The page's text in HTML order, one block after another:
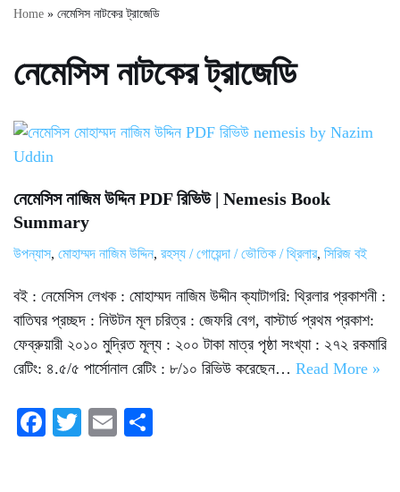
Home » নেমেসিস নাটকের ট্রাজেডি
নেমেসিস নাটকের ট্রাজেডি
নেমেসিস নাজিম উদ্দিন PDF রিভিউ | Nemesis Book
Summary
উপন্যাস, মোহাম্মদ নাজিম উদ্দিন, রহস্য / গোয়েন্দা / ভৌতিক / থ্রিলার, সিরিজ বই
বই : নেমেসিস লেখক : মোহাম্মদ নাজিম উদ্দীন ক্যাটাগরি: থ্রিলার প্রকাশনী :
বাতিঘর প্রচ্ছদ : নিউটন মূল চরিত্র : জেফরি বেগ, বাস্টার্ড প্রথম প্রকাশ:
ফেব্রুয়ারী ২০১০ মুদ্রিত মূল্য : ২০০ টাকা মাত্র পৃষ্ঠা সংখ্যা : ২৭২ রকমারি
রেটিং: ৪.৫/৫ পার্সোনাল রেটিং : ৮/১০ রিভিউ করেছেন… Read More »
Fa T
E